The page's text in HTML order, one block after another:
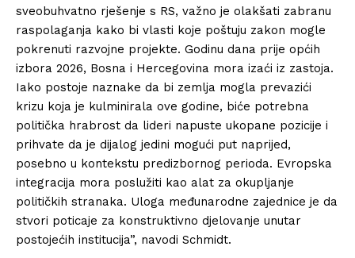
sveobuhvatno rješenje s RS, važno je olakšati zabranu
raspolaganja kako bi vlasti koje poštuju zakon mogle
pokrenuti razvojne projekte. Godinu dana prije općih
izbora 2026, Bosna i Hercegovina mora izaći iz zastoja.
Iako postoje naznake da bi zemlja mogla prevazići
krizu koja je kulminirala ove godine, biće potrebna
politička hrabrost da lideri napuste ukopane pozicije i
prihvate da je dijalog jedini mogući put naprijed,
posebno u kontekstu predizbornog perioda. Evropska
integracija mora poslužiti kao alat za okupljanje
političkih stranaka. Uloga međunarodne zajednice je da
stvori poticaje za konstruktivno djelovanje unutar
postojećih institucija”, navodi Schmidt.